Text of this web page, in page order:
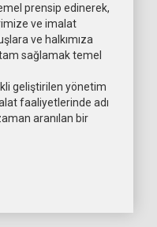
prensip edinerek,
ve imalat
ve halkımıza
sağlamak temel
geliştirilen yönetim
faaliyetlerinde adı
aranılan bir